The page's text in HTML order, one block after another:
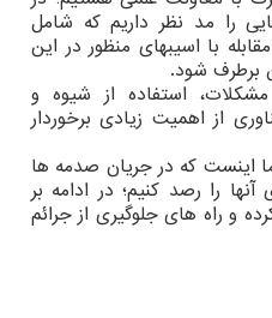
را مد نظر داریم که شامل
با اسیبهای منظور در این
برطرف شود.
استفاده از شیوه و
از اهمیت زیادی برخوردار
اینست که در جریان صدمه ها
را رصد کنیم؛ در ادامه بر
و راه های جلوگیری از جرائم